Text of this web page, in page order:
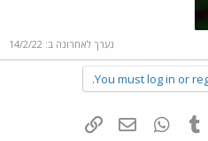
נערך לאחרונה ב: 14/2/22
You must log in or
Tumblr
WhatsAppדואר אלקטרוני